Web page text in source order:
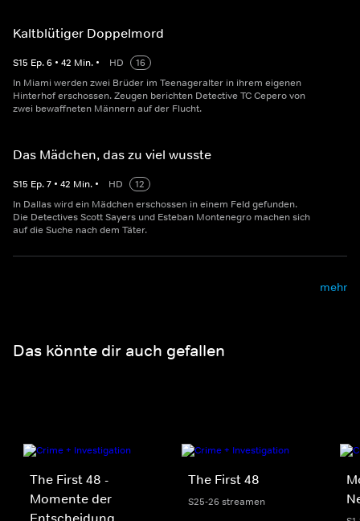
Kaltblütiger Doppelmord
S15 Ep.6 • 42 Min. • HD
16
In Miami werden zwei Brüder im Teenageralter in ihrem eigenen
Hinterhof erschossen. Zeugen berichten Detective TC Cepero von
zwei bewaffneten Männern auf der Flucht.
Das Mädchen, das zu viel wusste
S15 Ep.7 • 42 Min. • HD
12
In Dallas wird ein Mädchen erschossen in einem Feld gefunden.
Die Detectives Scott Sayers und Esteban Montenegro machen sich
auf die Suche nach dem Täter.
mehr
Das könnte dir auch gefallen
The First 48 -
Momente der
Entscheidung
The First 48
S25-26 streamen